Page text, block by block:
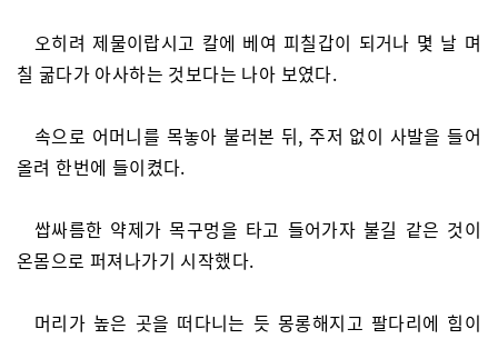
오히려 제물이랍시고 칼에 베여 피칠갑이 되거나 몇 날 며
칠 굶다가 아사하는 것보다는 나아 보였다.
속으로 어머니를 목놓아 불러본 뒤, 주저 없이 사발을 들어
올려 한번에 들이켰다.
쌉싸름한 약제가 목구멍을 타고 들어가자 불길 같은 것이
온몸으로 퍼져나가기 시작했다.
머리가 높은 곳을 떠다니는 듯 몽롱해지고 팔다리에 힘이